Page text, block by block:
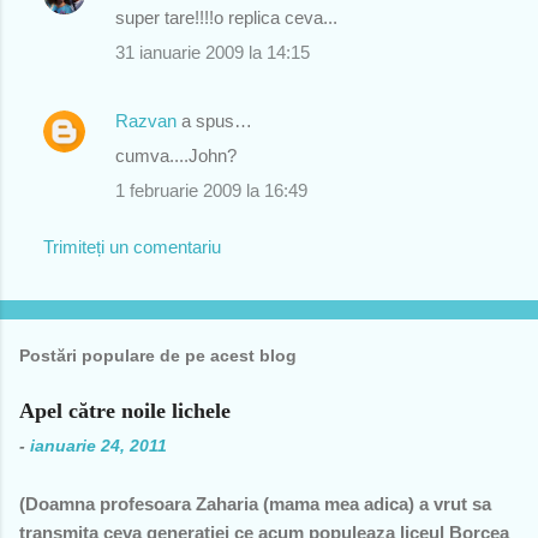
n
i
super tare!!!!o replica ceva...
31 ianuarie 2009 la 14:15
Razvan a spus…
cumva....John?
1 februarie 2009 la 16:49
Trimiteți un comentariu
Postări populare de pe acest blog
Apel către noile lichele
- ianuarie 24, 2011
(Doamna profesoara Zaharia (mama mea adica) a vrut sa
transmita ceva generatiei ce acum populeaza liceul Borcea